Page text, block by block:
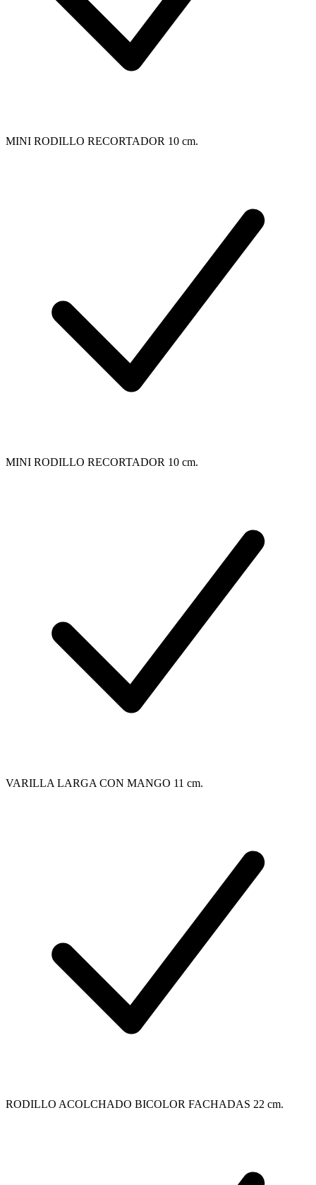
MINI RODILLO RECORTADOR 10 cm.
MINI RODILLO RECORTADOR 10 cm.
VARILLA LARGA CON MANGO 11 cm.
RODILLO ACOLCHADO BICOLOR FACHADAS 22 cm.